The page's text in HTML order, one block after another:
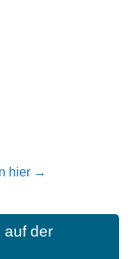
hier →
auf der